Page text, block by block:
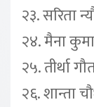
२३. सरिता
२४. मैना
२५. तीर्था
२६. शान्ता